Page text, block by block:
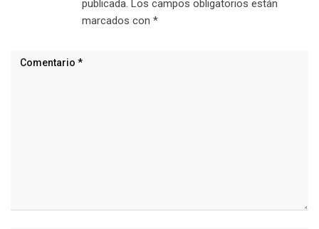
publicada. Los campos obligatorios están
marcados con *